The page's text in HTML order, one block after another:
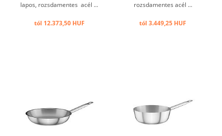
lapos, rozsdamentes acél ...
tól 12.373,50 HUF
rozsdamentes acél ...
tól 3.449,25 HUF